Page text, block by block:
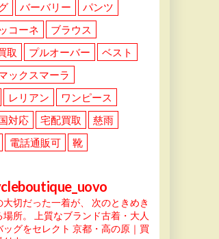
バーバリー
パンツ
コーネ
ブラウス
取
プルオーバー
ベスト
ックスマーラ
レリアン
ワンピース
対応 宅配買取
慈雨
電話通販可 靴
切だった一着が、
次のときめき
所。
上質なブランド古着・大人
ッグをセレクト 京都・高の原｜買